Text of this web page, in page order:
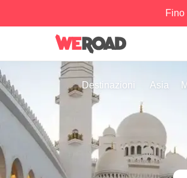
Fino
Destinazioni Asia